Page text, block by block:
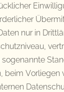
nur in
beim Vorliegen